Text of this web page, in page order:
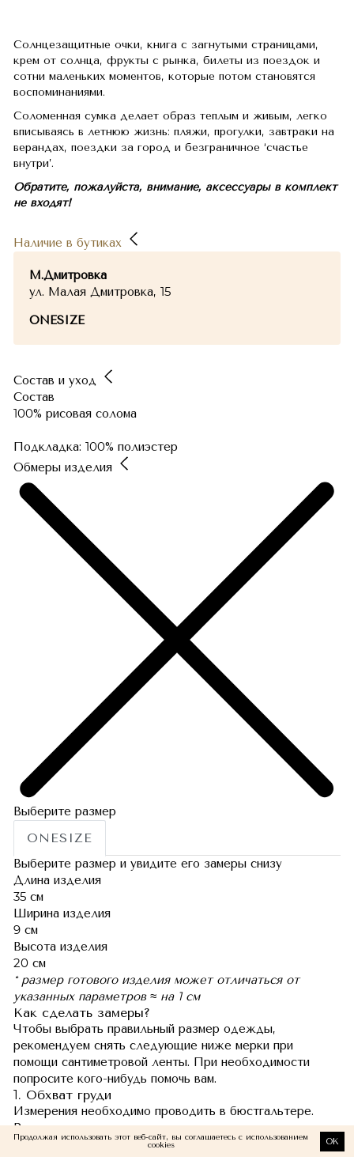
Солнцезащитные очки, книга с загнутыми страницами,
крем от солнца, фрукты с рынка, билеты из поездок и
сотни маленьких моментов, которые потом становятся
воспоминаниями.
Соломенная сумка делает образ теплым и живым, легко
вписываясь в летнюю жизнь: пляжи, прогулки, завтраки на
верандах, поездки за город и безграничное ‘счастье
внутри’.
Обратите, пожалуйста, внимание, аксессуары в комплект
не входят!
Наличие в бутиках
М.Дмитровка
ул. Малая Дмитровка, 15
ONESIZE
Состав и уход
Состав
100% рисовая солома
Подкладка: 100% полиэстер
Обмеры изделия
Выберите размер
ONESIZE
Выберите размер и увидите его замеры снизу
Длина изделия
35 см
Ширина изделия
9 см
Высота изделия
20 см
* размер готового изделия может отличаться от
указанных параметров ≈ на 1 см
Как сделать замеры?
Чтобы выбрать правильный размер одежды,
рекомендуем снять следующие ниже мерки при
помощи сантиметровой ленты. При необходимости
попросите кого-нибудь помочь вам.
1. Обхват груди
Измерения необходимо проводить в бюстгальтере.
Разместив сантиметровую ленту под подмышечными
впадинами, измерьте окружность груди по наиболее
Продолжая использовать этот веб-сайт, вы соглашаетесь с использованием
cookies
OK